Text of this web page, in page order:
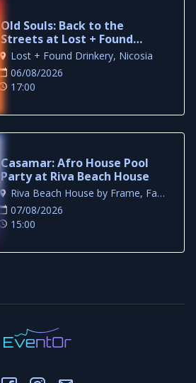
Old Souls: Back to the
Streets at Lost + Found
Drinkery
Lost + Found Drinkery, Nicosia
06/08/2026
17:00
Casamar: Afro House Pool
Party at Riva Beach House
Riva Beach House by Frame, Famagusta
07/08/2026
15:00